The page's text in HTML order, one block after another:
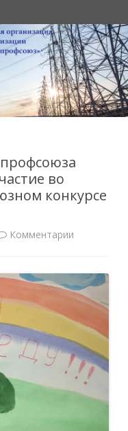
во
конкурсе
Комментарии
детей
членов
профсоюза
принять
участие
во
конкурсе
детского
рисунка!